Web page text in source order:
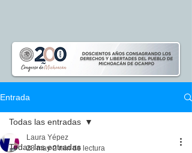
Entrada
Todas las entradas
Todas las entradas
Laura Yépez
28 may 2 min de lectura